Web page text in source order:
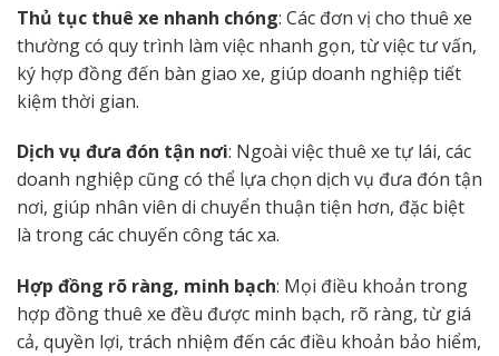
Thủ tục thuê xe nhanh chóng: Các đơn vị cho thuê xe
thường có quy trình làm việc nhanh gọn, từ việc tư vấn,
ký hợp đồng đến bàn giao xe, giúp doanh nghiệp tiết
kiệm thời gian.
Dịch vụ đưa đón tận nơi: Ngoài việc thuê xe tự lái, các
doanh nghiệp cũng có thể lựa chọn dịch vụ đưa đón tận
nơi, giúp nhân viên di chuyển thuận tiện hơn, đặc biệt
là trong các chuyến công tác xa.
Hợp đồng rõ ràng, minh bạch: Mọi điều khoản trong
hợp đồng thuê xe đều được minh bạch, rõ ràng, từ giá
cả, quyền lợi, trách nhiệm đến các điều khoản bảo hiểm,